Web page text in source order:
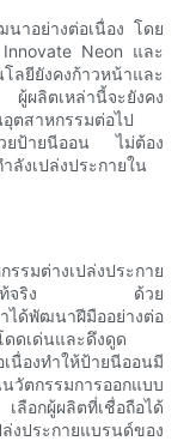
าอย่างต่อเนื่อง โดย
Neon และ
ยียังคงก้าวหน้าและ
ผู้ผลิตเหล่านี้จะยังคง
ตสาหกรรมต่อไป
วยป้ายนีออน ไม่ต้อง
ลังเปล่งประกายใน
มต่างเปล่งประกาย
ย่างแท้จริง ด้วย
ได้พัฒนาฝีมืออย่างต่อ
ดเด่นและดึงดูด
องทำให้ป้ายนีออนมี
ตกรรมการออกแบบ
ลือกผู้ผลิตที่เชื่อถือได้
งประกายแบรนด์ของ